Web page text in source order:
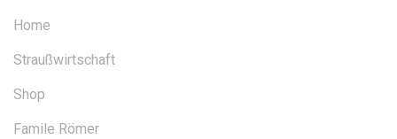
Home
Straußwirtschaft
Shop
Famile Römer